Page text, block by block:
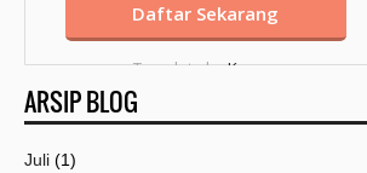
Template byKang
Mousir
ARSIP BLOG
Juli (1)